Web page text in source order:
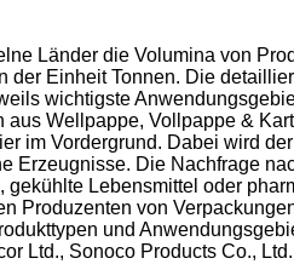
Länder die Volumina von
Einheit Tonnen. Die
wichtigste
Wellpappe, Vollpappe &
im Vordergrund. Dabei wird
Erzeugnisse. Die Nachfrage
Lebensmittel oder
Produzenten von
und
Ltd., Sonoco Products Co.,